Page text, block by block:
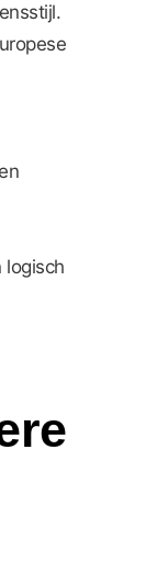
logisch